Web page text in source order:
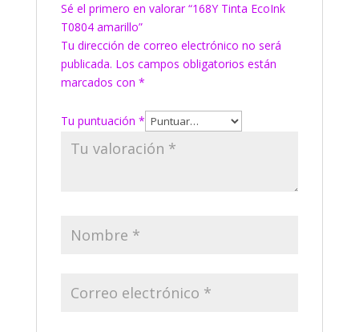
Sé el primero en valorar “168Y Tinta EcoInk
T0804 amarillo”
Tu dirección de correo electrónico no será
publicada. Los campos obligatorios están
marcados con *
Tu puntuación *